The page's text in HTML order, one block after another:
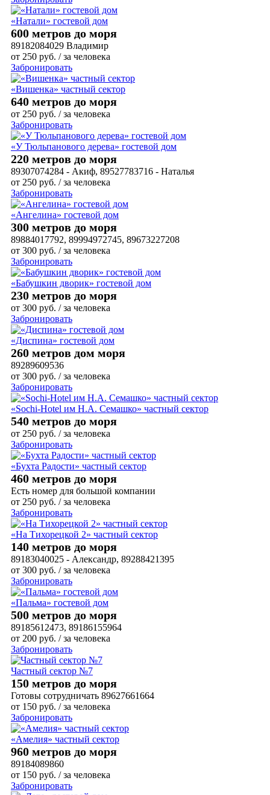
«Натали» гостевой дом
600 метров до моря
89182084029 Владимир
от 250 руб. / за человека
Забронировать
«Вишенка» частный сектор
640 метров до моря
от 250 руб. / за человека
Забронировать
«У Тюльпанового дерева» гостевой дом
220 метров до моря
89307074284 - Акиф, 89527783716 - Наталья
от 250 руб. / за человека
Забронировать
«Ангелина» гостевой дом
300 метров до моря
89884017792, 89994972745, 89673227208
от 300 руб. / за человека
Забронировать
«Бабушкин дворик» гостевой дом
230 метров до моря
от 300 руб. / за человека
Забронировать
«Диспина» гостевой дом
260 метров дом моря
89289609536
от 300 руб. / за человека
Забронировать
«Sochi-Hotel им Н.А. Семашко» частный сектор
540 метров до моря
от 250 руб. / за человека
Забронировать
«Бухта Радости» частный сектор
460 метров до моря
Есть номер для большой компании
от 250 руб. / за человека
Забронировать
«На Тихорецкой 2» частный сектор
140 метров до моря
89183040025 - Александр, 89288421395
от 300 руб. / за человека
Забронировать
«Пальма» гостевой дом
500 метров до моря
89185612473, 89186155964
от 200 руб. / за человека
Забронировать
Частный сектор №7
150 метров до моря
Готовы сотрудничать 89627661664
от 150 руб. / за человека
Забронировать
«Амелия» частный сектор
960 метров до моря
89184089860
от 150 руб. / за человека
Забронировать